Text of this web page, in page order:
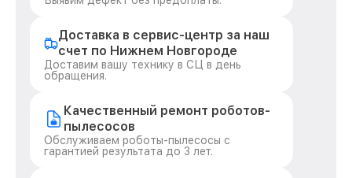
Доставка в сервис-центр за наш
счет по Нижнем Новгороде
Доставим вашу технику в СЦ в день
обращения.
Качественный ремонт роботов-
пылесосов
Обслуживаем роботы-пылесосы с
гарантией результата до 3 лет.